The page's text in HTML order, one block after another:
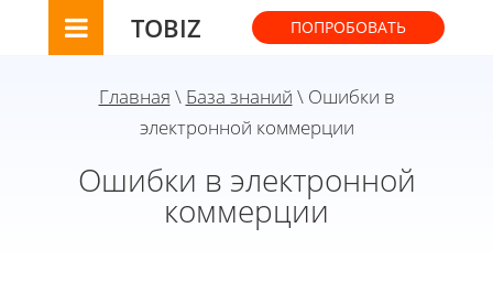
TOBIZ ПОПРОБОВАТЬ
Главная \ База знаний \ Ошибки в
электронной коммерции
Ошибки в электронной
коммерции